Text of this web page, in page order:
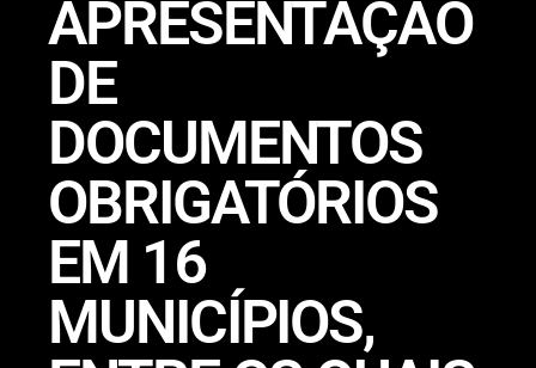
APRESENTAÇÃO
DE
DOCUMENTOS
OBRIGATÓRIOS
EM 16
MUNICÍPIOS,